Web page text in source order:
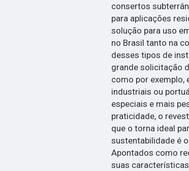
consertos
para aplicações
solução para uso
no Brasil tanto na
desses tipos de
grande solicitação
como por exemplo,
industriais ou
especiais e mais
praticidade, o
que o torna ideal
sustentabilidade é
Apontados como
suas